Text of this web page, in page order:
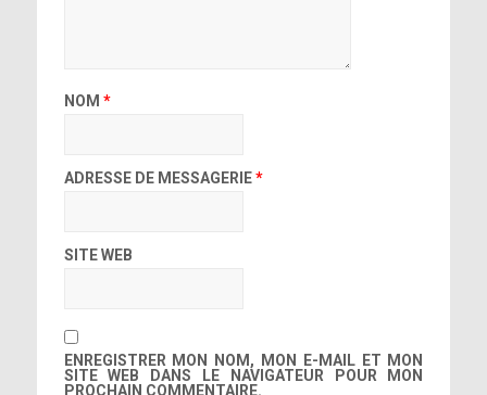
NOM *
ADRESSE DE MESSAGERIE*
SITE WEB
ENREGISTRER MON NOM, MON E-MAIL ET MON
SITE WEB DANS LE NAVIGATEUR POUR MON
PROCHAIN COMMENTAIRE.